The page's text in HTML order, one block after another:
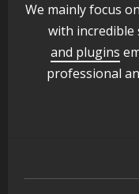
التطوير الإداري
الملتقي التنسيقي
We mainly focus
with
and plugins
professional